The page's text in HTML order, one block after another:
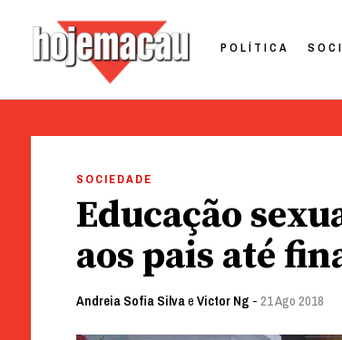
POLÍTICA
SOCIEDADE
Educação
aos pais até
Andreia Sofia SilvaeVictor Ng - 21 Ago 2018